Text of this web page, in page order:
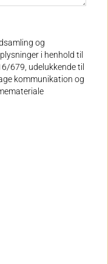
og
i henhold til
679, udelukkende til
kommunikation og